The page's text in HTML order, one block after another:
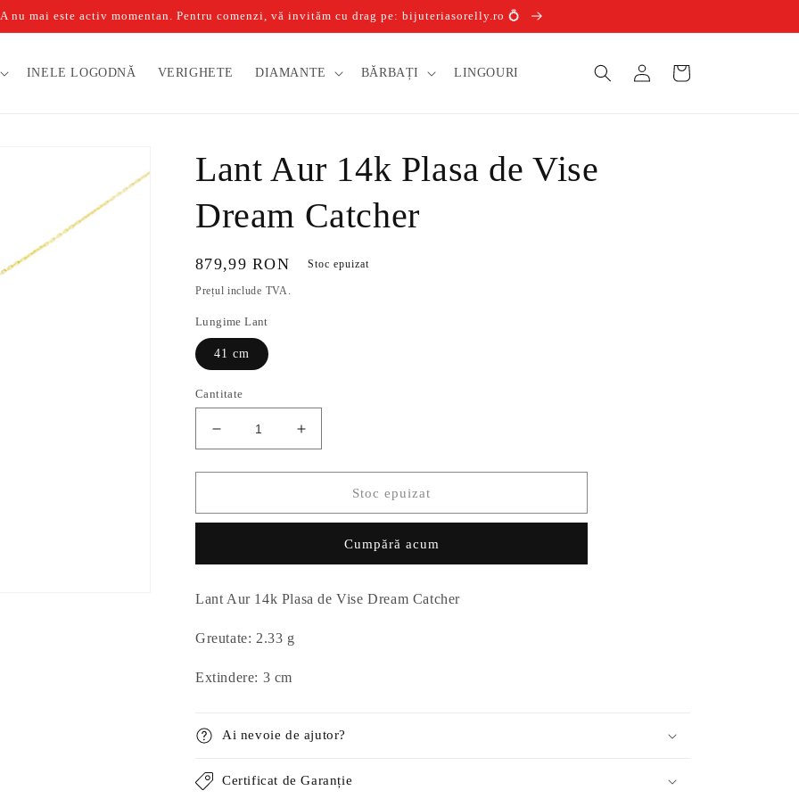
nu mai este activ momentan. Pentru comenzi, vă invităm cu drag pe: bijuteriasorelly.ro 💍
INELE LOGODNĂ VERIGHETE DIAMANTE BĂRBAȚI LINGOURI
Conectați-
Coș
Lant Aur 14k Plasa de Vise
Dream Catcher
Preț
obișnuit
879,99 RON Stoc epuizat
Prețul include TVA.
Lungime Lant
41 cm
Cantitate
Reduceți
cantitatea
pentru
Aur
de
Dream
Creșteți
cantitatea
pentru
Aur
de
Dream
Stoc epuizat
Cumpără acum
Lant Aur 14k Plasa de Vise Dream Catcher
Greutate: 2.33 g
Extindere: 3 cm
Ai nevoie de ajutor?
Certificat de Garanție